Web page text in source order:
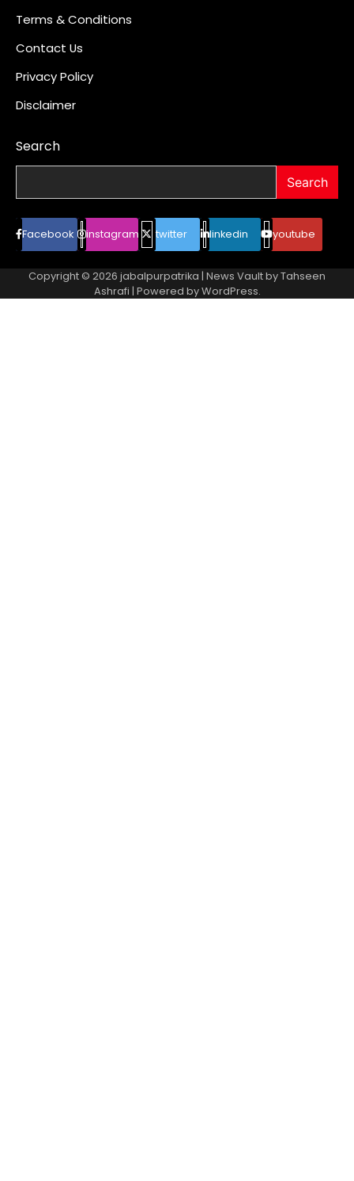
Terms & Conditions
Contact Us
Privacy Policy
Disclaimer
Search
Search
Facebook instagram twitter linkedin youtube
Copyright © 2026 jabalpurpatrika | News Vault byTahseen
Ashrafi | Powered byWordPress.